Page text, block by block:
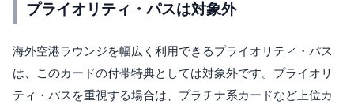
プライオリティ・パスは対象外
海外空港ラウンジを幅広く利用できるプライオリティ・パス
は、このカードの付帯特典としては対象外です。プライオリ
ティ・パスを重視する場合は、プラチナ系カードなど上位カ